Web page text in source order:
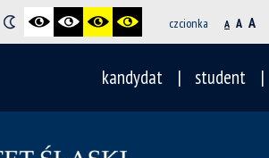
czcionka A A A
kandydat student